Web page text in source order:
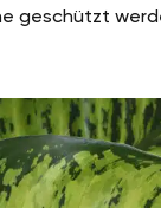
geschützt